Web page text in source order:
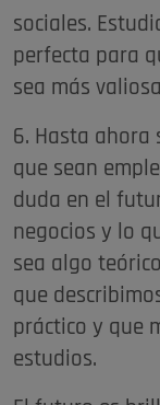
sociales.
perfecta para
sea más
6. Hasta ahora
que sean
duda en el
negocios y lo
sea algo
que
práctico y que
estudios.